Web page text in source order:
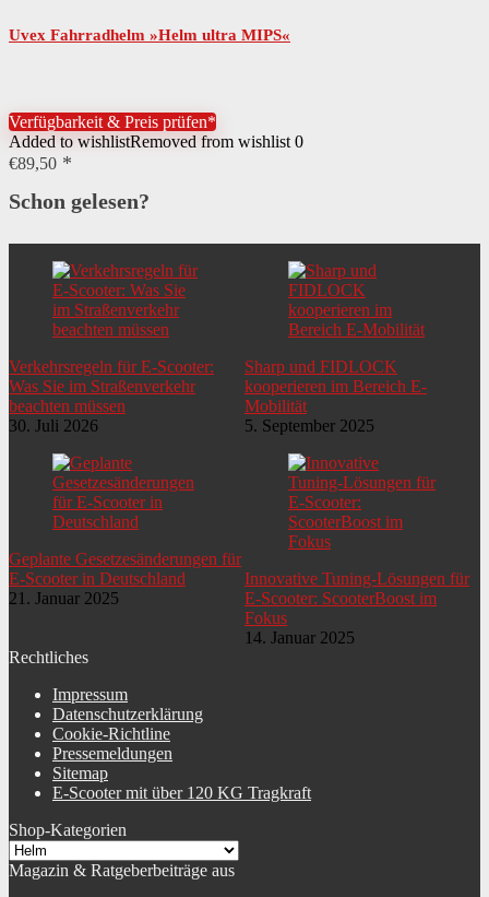
Uvex Fahrradhelm »Helm ultra MIPS«
Verfügbarkeit & Preis prüfen*
Added to wishlistRemoved from wishlist 0
€89,50
Schon gelesen?
Verkehrsregeln für E-Scooter:
Was Sie im Straßenverkehr
beachten müssen
30. Juli 2026
Sharp und FIDLOCK
kooperieren im Bereich E-
Mobilität
5. September 2025
Geplante Gesetzesänderungen für
E-Scooter in Deutschland
21. Januar 2025
Innovative Tuning-Lösungen für
E-Scooter: ScooterBoost im
Fokus
14. Januar 2025
Rechtliches
Impressum
Datenschutzerklärung
Cookie-Richtline
Pressemeldungen
Sitemap
E-Scooter mit über 120 KG Tragkraft
Shop-Kategorien
Magazin & Ratgeberbeiträge aus